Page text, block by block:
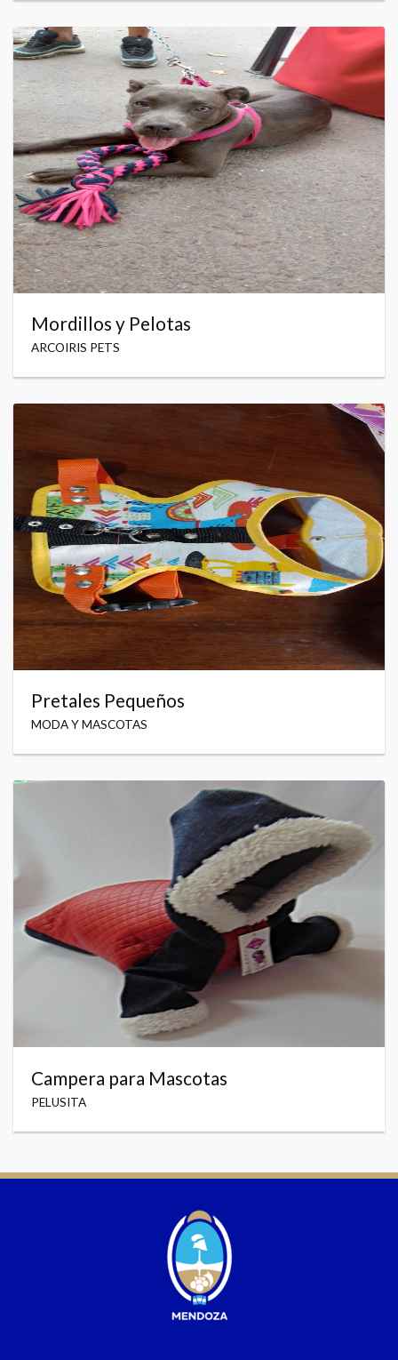
Mordillos y Pelotas
ARCOIRIS PETS
Pretales Pequeños
MODA Y MASCOTAS
Campera para Mascotas
PELUSITA